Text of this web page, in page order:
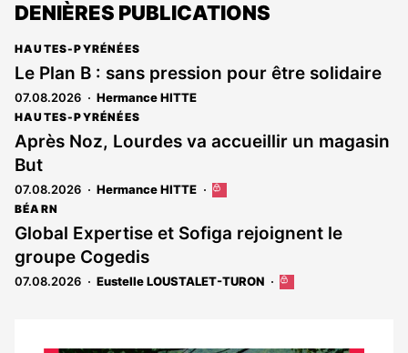
DENIÈRES PUBLICATIONS
HAUTES-PYRÉNÉES
Le Plan B : sans pression pour être solidaire
07.08.2026 Hermance HITTE
HAUTES-PYRÉNÉES
Après Noz, Lourdes va accueillir un magasin
But
07.08.2026 Hermance HITTE
Cet
réservé
abonnés
BÉARN
Global Expertise et Sofiga rejoignent le
groupe Cogedis
07.08.2026 Eustelle LOUSTALET-TURON
Cet